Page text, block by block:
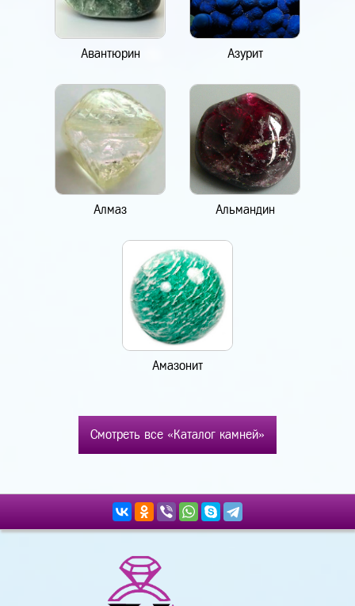
Авантюрин Азурит
Алмаз Альмандин
Амазонит
Смотреть все «Каталог камней»